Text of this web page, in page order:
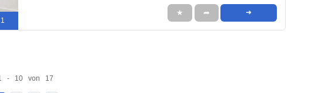
★ ➦ ➜
- 10 von 17